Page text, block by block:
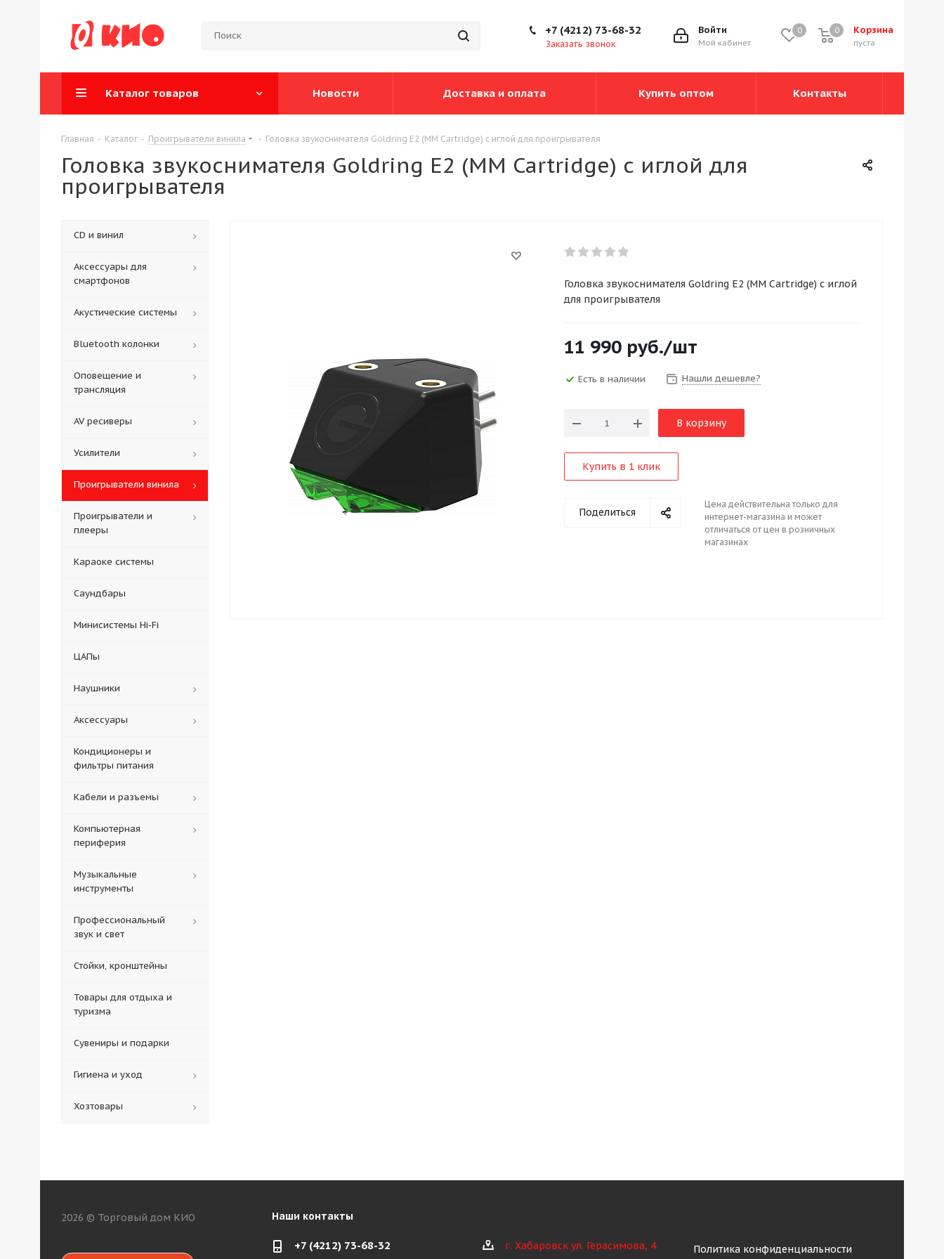
0 Корзина
0
пуста
0
Войти
Мой кабинет
+7 (4212) 73-68-32
Заказать звонок
Каталог товаров Новости Доставка и оплата Купить оптом Контакты
Главная - Каталог - Проигрыватели винила - Головка звукоснимателя Goldring E2 (MM Cartridge) с иглой для проигрывателя
Головка звукоснимателя Goldring E2 (MM Cartridge) с иглой для
проигрывателя
Головка звукоснимателя Goldring E2 (MM Cartridge) с иглой
для проигрывателя
11 990 руб./шт
Есть в наличии Нашли дешевле?
В корзину
Купить в 1 клик
Поделиться
Цена действительна только для
интернет-магазина и может
отличаться от цен в розничных
магазинах
CD и винил
Аксессуары для
смартфонов
Акустические системы
Bluetooth колонки
Оповещение и
трансляция
AV ресиверы
Усилители
Проигрыватели винила
Проигрыватели и
плееры
Караоке системы
Саундбары
Минисистемы Hi-Fi
ЦАПы
Наушники
Аксессуары
Кондиционеры и
фильтры питания
Кабели и разъемы
Компьютерная
периферия
Музыкальные
инструменты
Профессиональный
звук и свет
Стойки, кронштейны
Товары для отдыха и
туризма
Сувениры и подарки
Гигиена и уход
Хозтовары
2026 © Торговый дом КИО Наши контакты
+7 (4212) 73-68-32 г. Хабаровск ул. Герасимова, 4 Политика конфиденциальности